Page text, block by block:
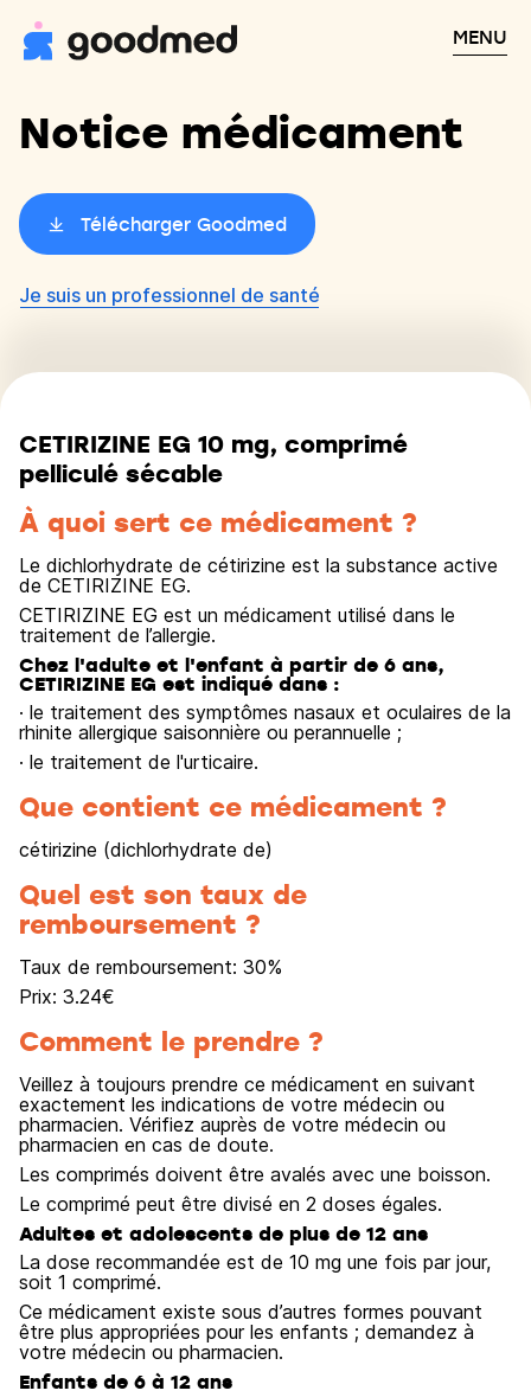
MENU
Notice médicament
Télécharger Goodmed
Je suis un professionnel de santé
CETIRIZINE EG 10 mg, comprimé
pelliculé sécable
À quoi sert ce médicament ?
Le dichlorhydrate de cétirizine est la substance active
de CETIRIZINE EG.
CETIRIZINE EG est un médicament utilisé dans le
traitement de l’allergie.
Chez l'adulte et l'enfant à partir de 6 ans,
CETIRIZINE EG est indiqué dans :
· le traitement des symptômes nasaux et oculaires de la
rhinite allergique saisonnière ou perannuelle ;
· le traitement de l'urticaire.
Que contient ce médicament ?
cétirizine (dichlorhydrate de)
Quel est son taux de
remboursement ?
Taux de remboursement: 30%
Prix: 3.24€
Comment le prendre ?
Veillez à toujours prendre ce médicament en suivant
exactement les indications de votre médecin ou
pharmacien. Vérifiez auprès de votre médecin ou
pharmacien en cas de doute.
Les comprimés doivent être avalés avec une boisson.
Le comprimé peut être divisé en 2 doses égales.
Adultes et adolescents de plus de 12 ans
La dose recommandée est de 10 mg une fois par jour,
soit 1 comprimé.
Ce médicament existe sous d’autres formes pouvant
être plus appropriées pour les enfants ; demandez à
votre médecin ou pharmacien.
Enfants de 6 à 12 ans